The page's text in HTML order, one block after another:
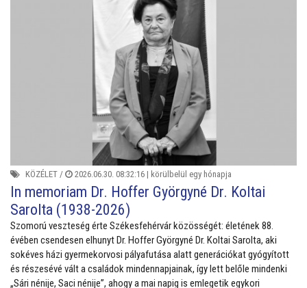
KÖZÉLET / 2026.06.30. 08:32:16 | körülbelül egy hónapja
In memoriam Dr. Hoffer Györgyné Dr. Koltai
Sarolta (1938-2026)
Szomorú veszteség érte Székesfehérvár közösségét: életének 88.
évében csendesen elhunyt Dr. Hoffer Györgyné Dr. Koltai Sarolta, aki
sokéves házi gyermekorvosi pályafutása alatt generációkat gyógyított
és részesévé vált a családok mindennapjainak, így lett belőle mindenki
„Sári nénije, Saci nénije”, ahogy a mai napig is emlegetik egykori